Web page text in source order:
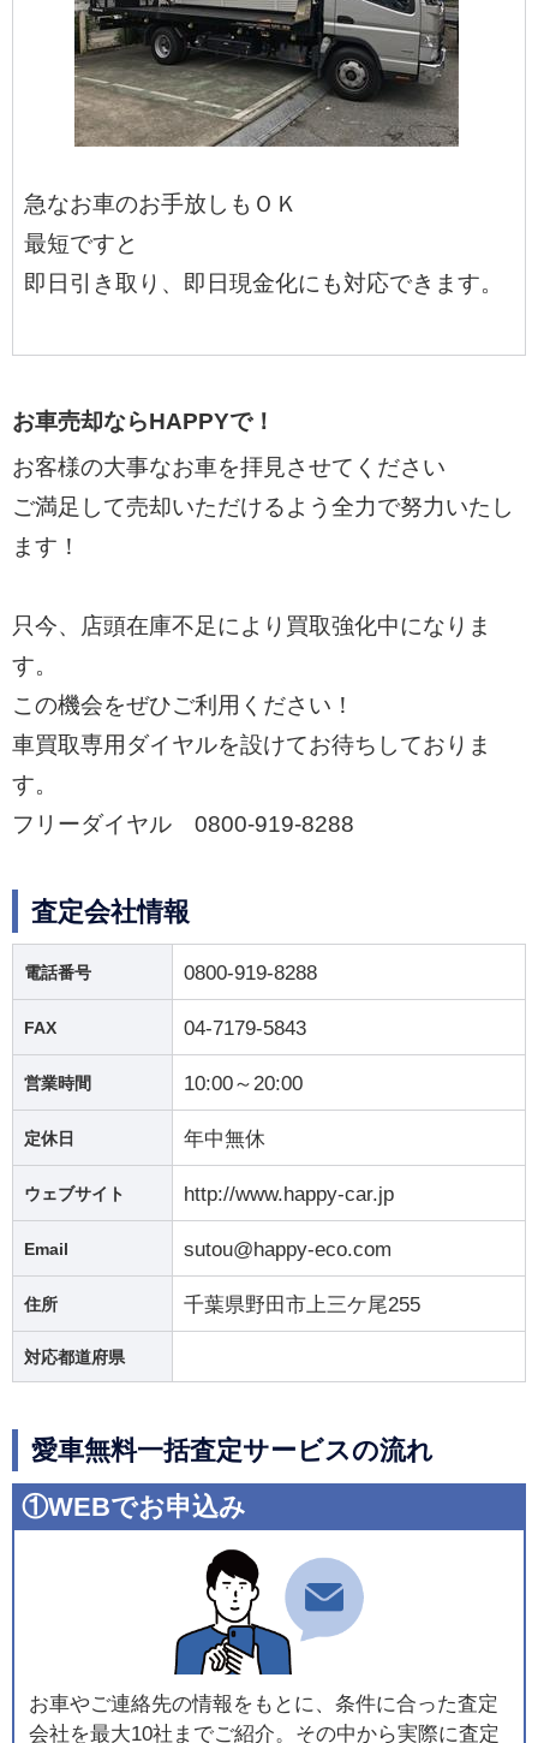
急なお車のお手放しもＯＫ
最短ですと
即日引き取り、即日現金化にも対応できます。
お車売却ならHAPPYで！
お客様の大事なお車を拝見させてください
ご満足して売却いただけるよう全力で努力いたし
ます！
只今、店頭在庫不足により買取強化中になりま
す。
この機会をぜひご利用ください！
車買取専用ダイヤルを設けてお待ちしておりま
す。
フリーダイヤル 0800-919-8288
査定会社情報
電話番号 0800-919-8288
FAX 04-7179-5843
営業時間 10:00～20:00
定休日 年中無休
ウェブサイト http://www.happy-car.jp
Email sutou@happy-eco.com
住所 千葉県野田市上三ケ尾255
対応都道府県
愛車無料一括査定サービスの流れ
①WEBでお申込み
お車やご連絡先の情報をもとに、条件に合った査定
会社を最大10社までご紹介。その中から実際に査定